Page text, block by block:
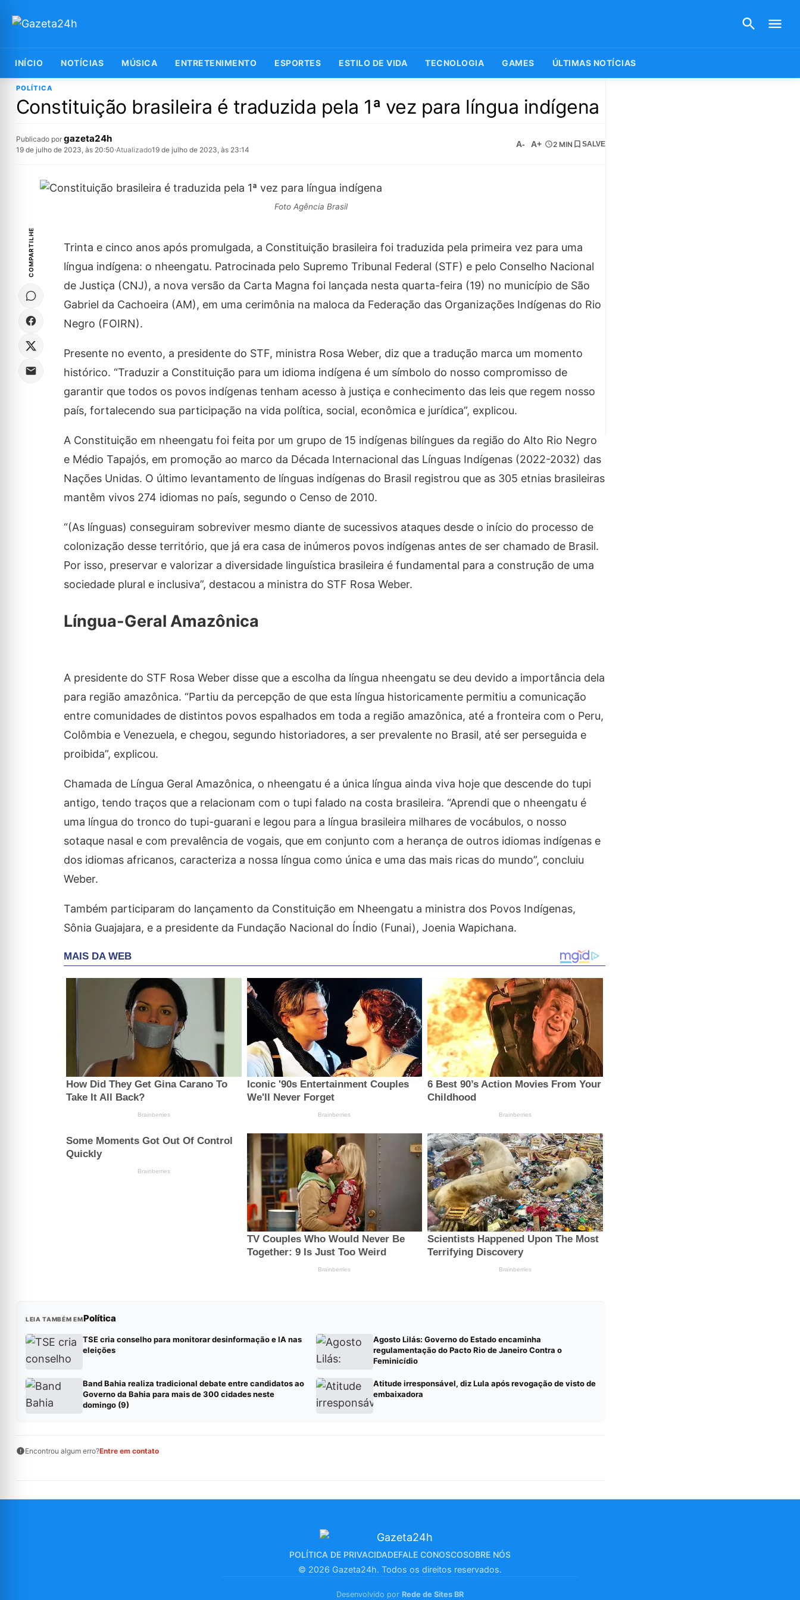
INÍCIO NOTÍCIAS MÚSICA ENTRETENIMENTO ESPORTES ESTILO DE VIDA TECNOLOGIA GAMES ÚLTIMAS NOTÍCIAS
POLÍTICA
Constituição brasileira é traduzida pela 1ª vez para língua indígena
Publicado por gazeta24h
19 de julho de 2023, às 20:50·Atualizado19 de julho de 2023, às 23:14
A- A+ 2 MIN SALVE
Foto Agência Brasil
COMPARTILHE
Trinta e cinco anos após promulgada, a Constituição brasileira foi traduzida pela primeira vez para uma
língua indígena: o nheengatu. Patrocinada pelo Supremo Tribunal Federal (STF) e pelo Conselho Nacional
de Justiça (CNJ), a nova versão da Carta Magna foi lançada nesta quarta-feira (19) no município de São
Gabriel da Cachoeira (AM), em uma cerimônia na maloca da Federação das Organizações Indígenas do Rio
Negro (FOIRN).
Presente no evento, a presidente do STF, ministra Rosa Weber, diz que a tradução marca um momento
histórico. “Traduzir a Constituição para um idioma indígena é um símbolo do nosso compromisso de
garantir que todos os povos indígenas tenham acesso à justiça e conhecimento das leis que regem nosso
país, fortalecendo sua participação na vida política, social, econômica e jurídica”, explicou.
A Constituição em nheengatu foi feita por um grupo de 15 indígenas bilíngues da região do Alto Rio Negro
e Médio Tapajós, em promoção ao marco da Década Internacional das Línguas Indígenas (2022-2032) das
Nações Unidas. O último levantamento de línguas indígenas do Brasil registrou que as 305 etnias brasileiras
mantêm vivos 274 idiomas no país, segundo o Censo de 2010.
“(As línguas) conseguiram sobreviver mesmo diante de sucessivos ataques desde o início do processo de
colonização desse território, que já era casa de inúmeros povos indígenas antes de ser chamado de Brasil.
Por isso, preservar e valorizar a diversidade linguística brasileira é fundamental para a construção de uma
sociedade plural e inclusiva”, destacou a ministra do STF Rosa Weber.
Língua-Geral Amazônica
A presidente do STF Rosa Weber disse que a escolha da língua nheengatu se deu devido a importância dela
para região amazônica. “Partiu da percepção de que esta língua historicamente permitiu a comunicação
entre comunidades de distintos povos espalhados em toda a região amazônica, até a fronteira com o Peru,
Colômbia e Venezuela, e chegou, segundo historiadores, a ser prevalente no Brasil, até ser perseguida e
proibida”, explicou.
Chamada de Língua Geral Amazônica, o nheengatu é a única língua ainda viva hoje que descende do tupi
antigo, tendo traços que a relacionam com o tupi falado na costa brasileira. “Aprendi que o nheengatu é
uma língua do tronco do tupi-guarani e legou para a língua brasileira milhares de vocábulos, o nosso
sotaque nasal e com prevalência de vogais, que em conjunto com a herança de outros idiomas indígenas e
dos idiomas africanos, caracteriza a nossa língua como única e uma das mais ricas do mundo”, concluiu
Weber.
Também participaram do lançamento da Constituição em Nheengatu a ministra dos Povos Indígenas,
Sônia Guajajara, e a presidente da Fundação Nacional do Índio (Funai), Joenia Wapichana.
LEIA TAMBÉM EMPolítica
TSE cria conselho para monitorar desinformação e IA nas
eleições
Agosto Lilás: Governo do Estado encaminha
regulamentação do Pacto Rio de Janeiro Contra o
Feminicídio
Band Bahia realiza tradicional debate entre candidatos ao
Governo da Bahia para mais de 300 cidades neste
domingo (9)
Atitude irresponsável, diz Lula após revogação de visto de
embaixadora
Encontrou algum erro?Entre em contato
POLÍTICA DE PRIVACIDADEFALE CONOSCOSOBRE NÓS
© 2026 Gazeta24h. Todos os direitos reservados.
Desenvolvido por Rede de Sites BR